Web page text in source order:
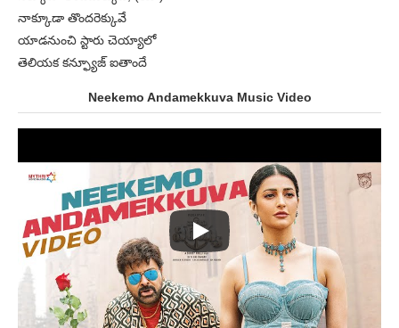
నాక్కూడా తొందరెక్కువే
యాడనుంచి స్టారు చెయ్యాలో
తెలియక కన్ఫ్యూజ్ ఐతాందే
Neekemo Andamekkuva Music Video